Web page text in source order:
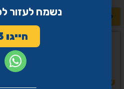
לשאלות נוספות >>
שיתוף
נשמח לעזור
חייגו 9253*